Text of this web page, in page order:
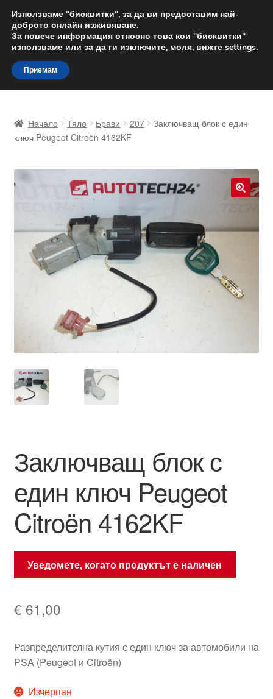
ДОСТАВКА от 12 лв.
Доставка по целия свят
Skip
to
navigation
Skip
to
content
Доставка по целия свят
Количка
Контакт
Плащанията
Правила и условия
Разгледайте
Транспорт
Начало Тяло Брави 207
Заключващ блок с един
ключ Peugeot Citroën 4162KF
Заключващ блок с
един ключ Peugeot
Citroën 4162KF
Уведомете, когато продуктът е наличен
€ 61,00
Разпределителна кутия с един ключ за автомобили на
PSA (Peugeot и Citroën)
Изчерпан
Използваме "бисквитки", за да ви предоставим най-
доброто онлайн изживяване.
За повече информация относно това кои "бисквитки"
използваме или за да ги изключите, моля, вижте settings.
Приемам